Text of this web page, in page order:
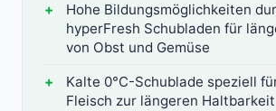
Hohe Bildungsmöglichkeiten
hyperFresh Schubladen für
von Obst und Gemüse
Kalte 0°C-Schublade speziell
Fleisch zur längeren Haltbarkeit